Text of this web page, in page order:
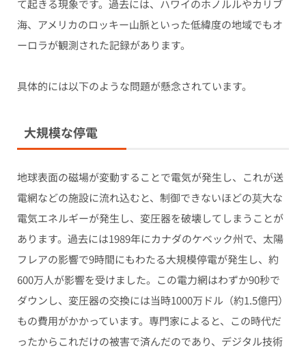
て起きる現象です。過去には、ハワイのホノルルやカリブ
海、アメリカのロッキー山脈といった低緯度の地域でもオ
ーロラが観測された記録があります。
具体的には以下のような問題が懸念されています。
大規模な停電
地球表面の磁場が変動することで電気が発生し、これが送
電網などの施設に流れ込むと、制御できないほどの莫大な
電気エネルギーが発生し、変圧器を破壊してしまうことが
あります。過去には1989年にカナダのケベック州で、太陽
フレアの影響で9時間にもわたる大規模停電が発生し、約
600万人が影響を受けました。この電力網はわずか90秒で
ダウンし、変圧器の交換には当時1000万ドル（約1.5億円）
もの費用がかかっています。専門家によると、この時代だ
ったからこれだけの被害で済んだのであり、デジタル技術